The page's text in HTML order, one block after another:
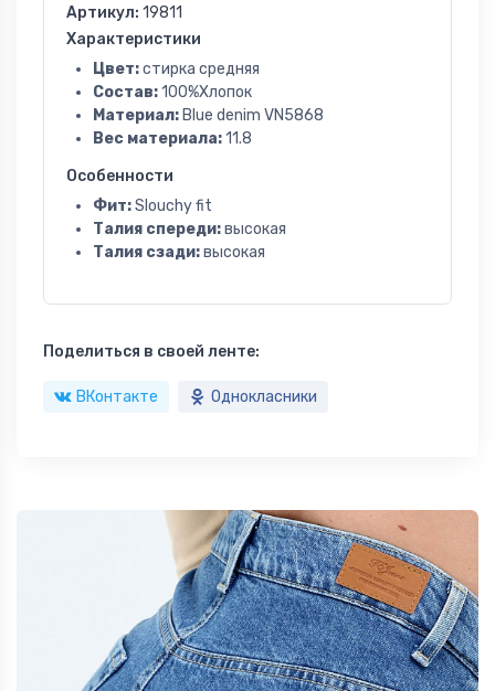
Артикул: 19811
Характеристики
Цвет:стирка средняя
Состав:100%Хлопок
Материал: Blue denim VN5868
Вес материала:11.8
Особенности
Фит:Slouchy fit
Талия спереди:высокая
Талия сзади:высокая
Поделиться в своей ленте:
ВКонтакте Однокласники